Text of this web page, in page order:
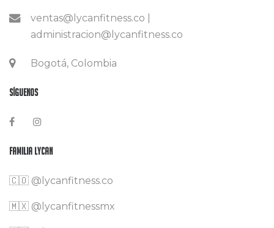
ventas@lycanfitness.co |
administracion@lycanfitness.co
Bogotá, Colombia
Síguenos
Familia Lycan
🇨🇴 @lycanfitness.co
🇲🇽 @lycanfitnessmx